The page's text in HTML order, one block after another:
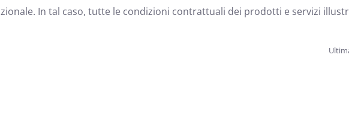
In tal caso, tutte le condizioni contrattuali dei prodotti e servizi